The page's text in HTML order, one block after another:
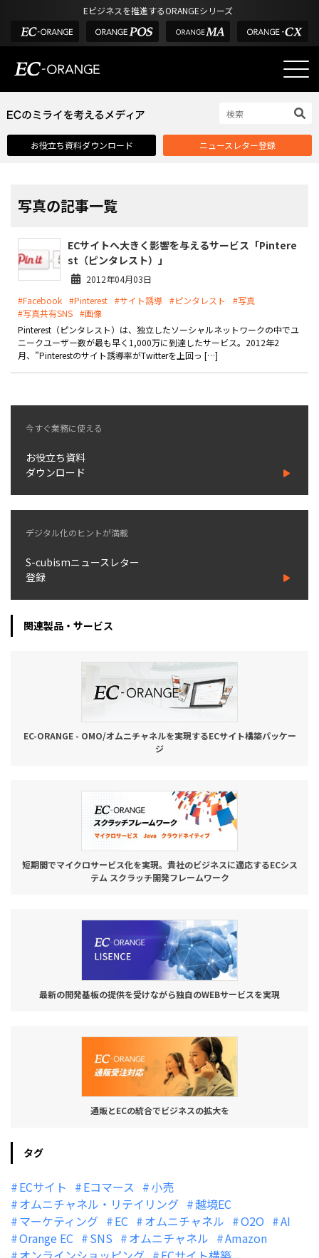
Eビジネスを推進するORANGEシリーズ
選ばれる理由
課題解決例
外部サービス連携
インフラ環境・サポート
費用
製品
特長
通販受注対応
EC運用支援
継続的に結果を出し続けるECサイトへ
ライセンス契約
内製化支援
補助金活用支援
導入事例
03-6432-0346
お問い合わせ
お役立ち資料ダウンロード ニュースレター登録
写真の記事一覧
ECサイトへ大きく影響を与えるサービス「Pintere
st（ピンタレスト）」
2012年04月03日
#Facebook #Pinterest #サイト誘導 #ピンタレスト
#写真
#写真共有SNS #画像
Pinterest（ピンタレスト）は、独立したソーシャルネットワークの中でユ
ニークユーザー数が最も早く1,000万に到達したサービス。2012年2
月、”Pinterestのサイト誘導率がTwitterを上回っ […]
今すぐ業務に使える
お役立ち資料
ダウンロード
デジタル化のヒントが満載
S-cubismニュースレター
登録
関連製品・サービス
EC-ORANGE - OMO/オムニチャネルを実現するECサイト構築パッケー
ジ
短期間でマイクロサービス化を実現。貴社のビジネスに適応するECシス
テム スクラッチ開発フレームワーク
最新の開発基板の提供を受けながら独自のWEBサービスを実現
通販とECの統合でビジネスの拡大を
タグ
ECサイト Eコマース
小売
オムニチャネル・リテイリング
越境EC
マーケティング
EC オムニチャネル O2O
AI
Orange EC
SNS オムニチャネル
Amazon